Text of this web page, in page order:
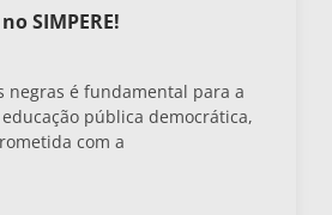
SIMPERE!
negras é fundamental para a
pública democrática,
com a